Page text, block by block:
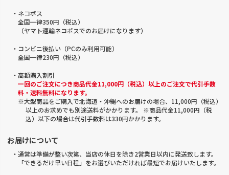
・ネコポス
全国一律350円（税込）
（ヤマト運輸ネコポスでのお届けになります）
・コンビニ後払い（PCのみ利用可能）
全国一律230円（税込）
・高額購入割引
一回のご注文につき商品代金11,000円（税込）以上のご注文で代引手数
料・送料無料になります。
※大型商品をご購入で北海道・沖縄へのお届けの場合、11,000円（税込）
以上のお求めでも別途送料がかかります。 ※商品代金11,000円（税
込）以下の場合は代引手数料は330円かかります。
お届けについて
・通常は準備が整い次第、当店の休日を除き2営業日以内に発送致します。
「できるだけ早い日程」をお選びいただければ最短でお届けいたします。